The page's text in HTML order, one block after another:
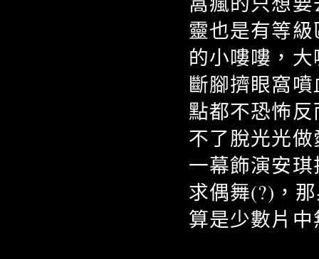
靈也是有等
的小嘍嘍，
斷腳擠眼窩
點都不恐怖
不了脫光光
一幕飾演安
求偶舞(?)，
算是少數片